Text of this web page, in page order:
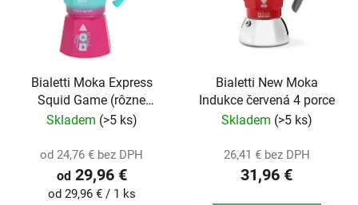
Bialetti Moka Express
Squid Game (rôzne
veľkosti)
Skladem (>5 ks)
od 24,76 € bez DPH
od29,96 €
Jednotková
od 29,96 € / 1 ks
Bialetti New Moka
Indukce červená 4 porce
Skladem (>5 ks)
26,41 € bez DPH
31,96 €